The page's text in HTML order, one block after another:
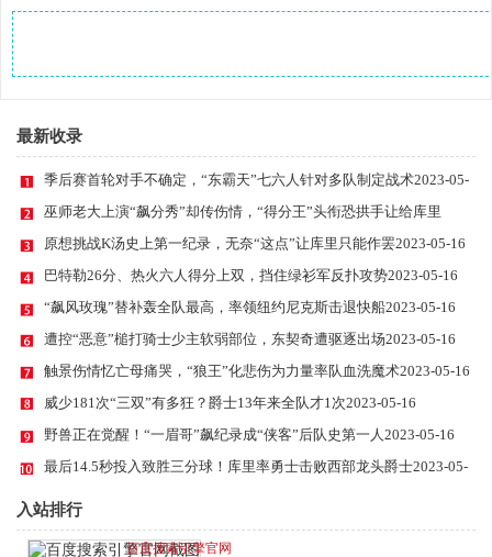
最新收录
季后赛首轮对手不确定，“东霸天”七六人针对多队制定战术2023-05-
16
巫师老大上演“飙分秀”却传伤情，“得分王”头衔恐拱手让给库里
2023-05-16
原想挑战K汤史上第一纪录，无奈“这点”让库里只能作罢2023-05-16
巴特勒26分、热火六人得分上双，挡住绿衫军反扑攻势2023-05-16
“飙风玫瑰”替补轰全队最高，率领纽约尼克斯击退快船2023-05-16
遭控“恶意”槌打骑士少主软弱部位，东契奇遭驱逐出场2023-05-16
触景伤情忆亡母痛哭，“狼王”化悲伤为力量率队血洗魔术2023-05-16
威少181次“三双”有多狂？爵士13年来全队才1次2023-05-16
野兽正在觉醒！“一眉哥”飙纪录成“侠客”后队史第一人 2023-05-16
最后14.5秒投入致胜三分球！库里率勇士击败西部龙头爵士2023-05-
入站排行
百度搜索引擎官网